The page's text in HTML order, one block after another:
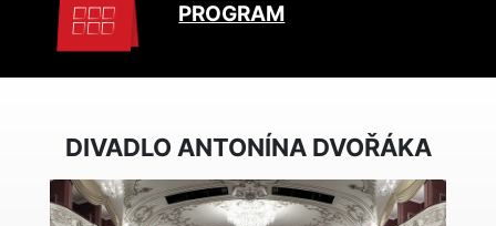
PROGRAM
DIVADLO ANTONÍNA DVOŘÁKA